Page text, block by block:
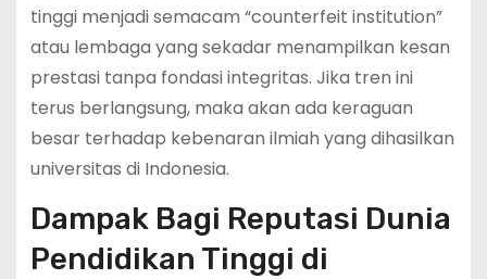
tinggi menjadi semacam “counterfeit institution”
atau lembaga yang sekadar menampilkan kesan
prestasi tanpa fondasi integritas. Jika tren ini
terus berlangsung, maka akan ada keraguan
besar terhadap kebenaran ilmiah yang dihasilkan
universitas di Indonesia.
Dampak Bagi Reputasi Dunia
Pendidikan Tinggi di